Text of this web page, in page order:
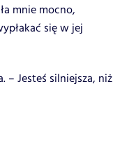
mnie mocno,
się w jej
– Jesteś silniejsza, niż